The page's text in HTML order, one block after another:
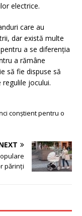
electrice.
care au
dar există multe
a se diferenția
a rămâne
să fie dispuse să
jocului.
conștient pentru o
părinți